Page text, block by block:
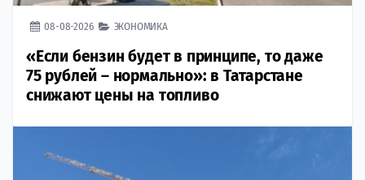
08-08-2026 ЭКОНОМИКА
«Если бензин будет в принципе, то даже
75 рублей – нормально»: в Татарстане
снижают цены на топливо